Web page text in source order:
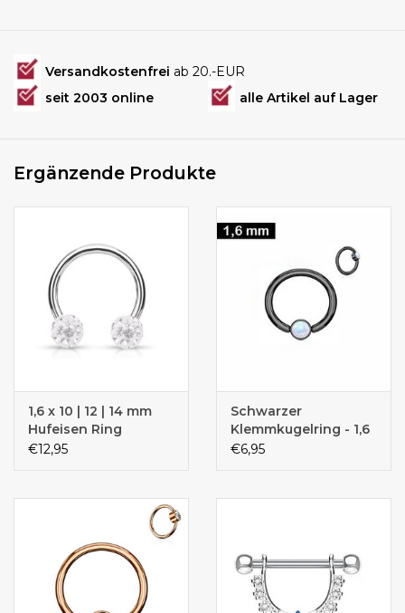
Versandkostenfrei ab 20.-EUR
seit 2003 online
alle Artikel auf Lager
Ergänzende Produkte
1,6 x 10 | 12 | 14 mm
Hufeisen Ring
€12,95
Schwarzer
Klemmkugelring - 1,6
x10 mm
€6,95